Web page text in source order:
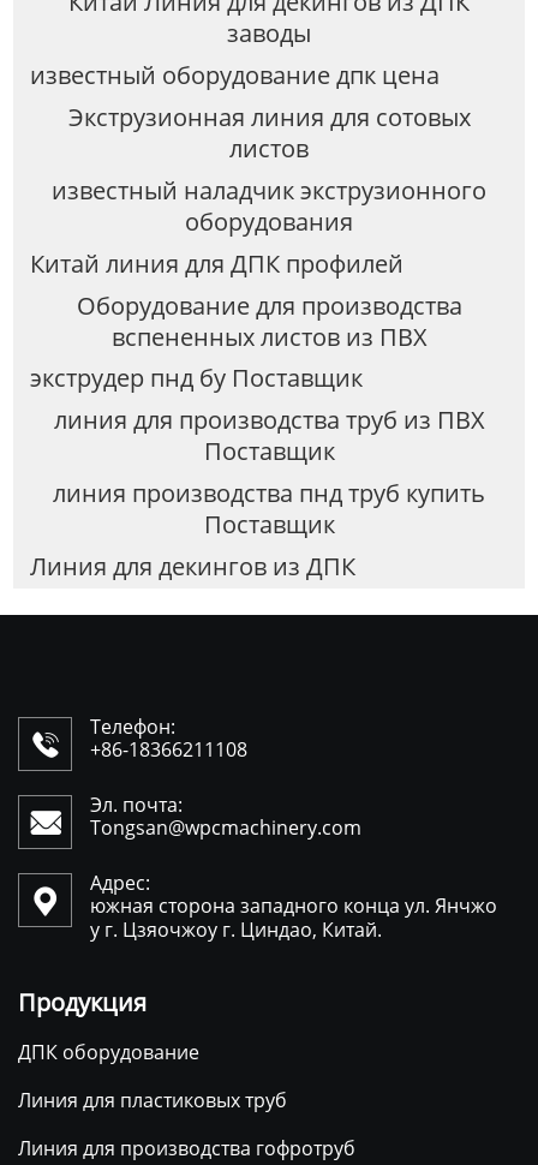
заводы
известный оборудование дпк цена
Экструзионная линия для сотовых
листов
известный наладчик экструзионного
оборудования
Китай линия для ДПК профилей
Оборудование для производства
вспененных листов из ПВХ
экструдер пнд бу Поставщик
линия для производства труб из ПВХ
Поставщик
линия производства пнд труб купить
Поставщик
Линия для декингов из ДПК

Телефон:
+86-18366211108

Эл. почта:
Tongsan@wpcmachinery.com

Адрес:
южная сторона западного конца ул. Янчжо
у г. Цзяочжоу г. Циндао, Китай.
Продукция
ДПК оборудование
Линия для пластиковых труб
Линия для производства гофротруб